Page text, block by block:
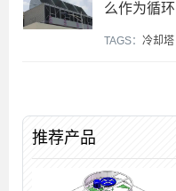
么作为循环
TAGS： 冷却塔
推荐产品